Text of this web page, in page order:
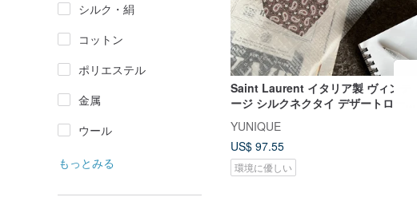
シルク・絹
コットン
ポリエステル
金属
ウール
もっとみる
Saint Laurent イタリア製 ヴィンテ
ージ シルクネクタイ デザートローズ
YUNIQUE
US$ 97.55
環境に優しい